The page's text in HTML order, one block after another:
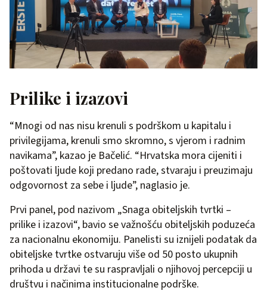
Prilike i izazovi
“Mnogi od nas nisu krenuli s podrškom u kapitalu i
privilegijama, krenuli smo skromno, s vjerom i radnim
navikama”, kazao je Bačelić. “Hrvatska mora cijeniti i
poštovati ljude koji predano rade, stvaraju i preuzimaju
odgovornost za sebe i ljude”, naglasio je.
Prvi panel, pod nazivom „Snaga obiteljskih tvrtki –
prilike i izazovi“, bavio se važnošću obiteljskih poduzeća
za nacionalnu ekonomiju. Panelisti su iznijeli podatak da
obiteljske tvrtke ostvaruju više od 50 posto ukupnih
prihoda u državi te su raspravljali o njihovoj percepciji u
društvu i načinima institucionalne podrške.